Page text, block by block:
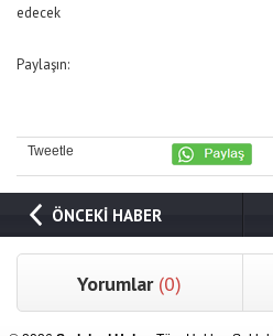
edecek
Paylaşın:
Tweetle
ÖNCEKİ HABER
Yorumlar (0)